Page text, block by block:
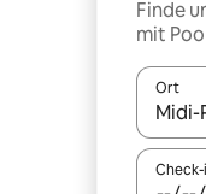
Finde
mit
Ort
Wenn